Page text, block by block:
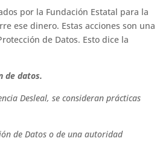
por la Fundación Estatal para la
ese dinero. Estas acciones son una
de Datos. Esto dice la
de datos.
Desleal, se consideran prácticas
de Datos o de una autoridad